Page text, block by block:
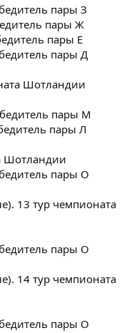
пары З
пары Ж
пары Е
пары Д
Шотландии
пары М
пары Л
Шотландии
пары О
13 тур чемпионата
пары О
14 тур чемпионата
пары О